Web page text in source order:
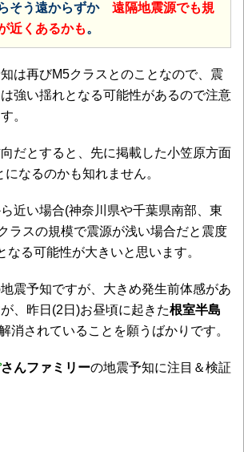
そう遠からずか 遠隔地震源でも規
近くあるかも。
は再びM5クラスとのことなので、震
強い揺れとなる可能性があるので注意
。
だとすると、先に掲載した小笠原方面
なるのかも知れません。
近い場合(神奈川県や千葉県南部、東
ラスの規模で震源が浅い場合だと震度
なる可能性が大きいと思います。
震予知ですが、大きめ発生前体感があ
、昨日(2日)お昼頃に起きた根室半島
消されていることを願うばかりです。
さんファミリーの地震予知に注目＆検証